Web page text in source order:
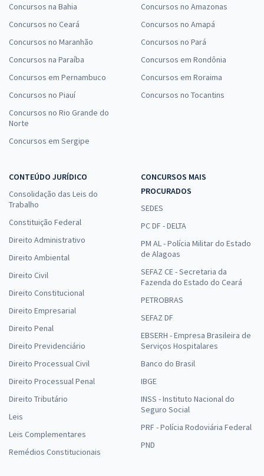
Concursos na Bahia
Concursos no Ceará
Concursos no Maranhão
Concursos na Paraíba
Concursos em Pernambuco
Concursos no Piauí
Concursos no Rio Grande do
Norte
Concursos em Sergipe
Concursos no Amazonas
Concursos no Amapá
Concursos no Pará
Concursos em Rondônia
Concursos em Roraima
Concursos no Tocantins
CONTEÚDO JURÍDICO
Consolidação das Leis do
Trabalho
Constituição Federal
Direito Administrativo
Direito Ambiental
Direito Civil
Direito Constitucional
Direito Empresarial
Direito Penal
Direito Previdenciário
Direito Processual Civil
Direito Processual Penal
Direito Tributário
Leis
Leis Complementares
Remédios Constitucionais
CONCURSOS MAIS
PROCURADOS
SEDES
PC DF - DELTA
PM AL - Polícia Militar do Estado
de Alagoas
SEFAZ CE - Secretaria da
Fazenda do Estado do Ceará
PETROBRAS
SEFAZ DF
EBSERH - Empresa Brasileira de
Serviços Hospitalares
Banco do Brasil
IBGE
INSS - Instituto Nacional do
Seguro Social
PRF - Polícia Rodoviária Federal
PND